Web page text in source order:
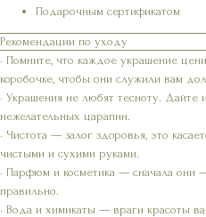
Подарочным сертификатом
Рекомендации по уходу
• Помните, что каждое украшение
коробочке, чтобы они служили вам
• Украшения не любят тесноту. Дайте
нежелательных царапин.
• Чистота — залог здоровья, это
чистыми и сухими руками.
• Парфюм и косметика — сначала они
правильно.
• Вода и химикаты — враги красоты